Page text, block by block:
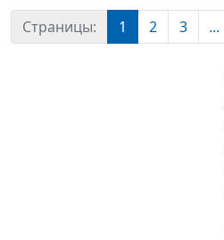
Страницы: 1 2 3 ...